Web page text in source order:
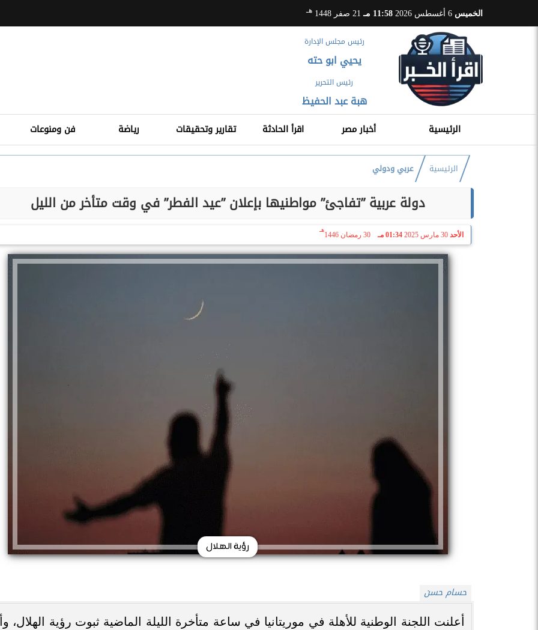
الخميس 11:58 مـ 21 صفر 1448 هـ
رئيس مجلس الإدارة
يحيي ابو حته
رئيس التحرير
هبة عبد الحفيظ
الرئيسية أخبار مصر اقرأ الحادثة تقارير وتحقيقات رياضة فن ومنوعات
الرئيسية عربي ودولي
دولة عربية ”تفاجئ” مواطنيها بإعلان ”عيد الفطر” في وقت متأخر من الليل
الأحد 30 مارس 2025 01:34 مـ 30 رمضان 1446
هـ
رؤية الهلال
حسام حسن
أعلنت اللجنة الوطنية للأهلة في موريتانيا في ساعة متأخرة الليلة الماضية ثبوت رؤية الهلال،